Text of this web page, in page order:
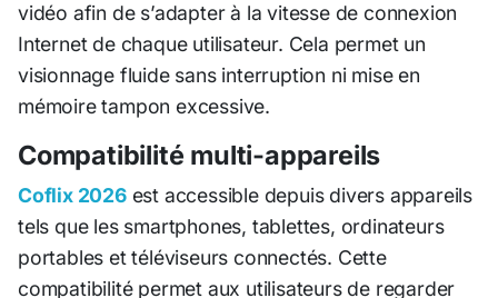
vidéo afin de s’adapter à la vitesse de connexion
Internet de chaque utilisateur. Cela permet un
visionnage fluide sans interruption ni mise en
mémoire tampon excessive.
Compatibilité multi-appareils
Coflix 2026est accessible depuis divers appareils
tels que les smartphones, tablettes, ordinateurs
portables et téléviseurs connectés. Cette
compatibilité permet aux utilisateurs de regarder